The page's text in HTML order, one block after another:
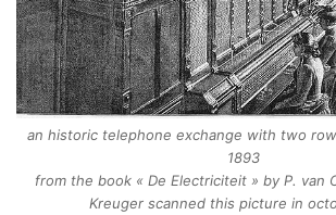
an historic telephone exchange with two
1893
from the book « De Electriciteit » by P. van
Kreuger scanned this picture in